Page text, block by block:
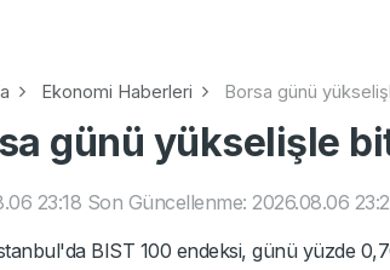
Ekonomi Haberleri Borsa günü
günü yükselişle
23:18 Son Güncellenme: 2026.08.06
BIST 100 endeksi, günü yüzde